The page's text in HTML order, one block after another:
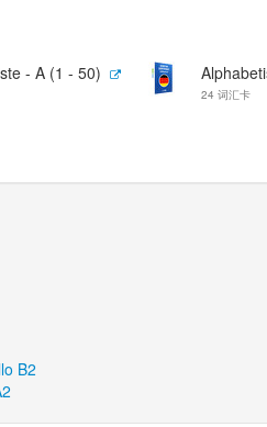
- A (1 - 50)
24 词汇卡
B2